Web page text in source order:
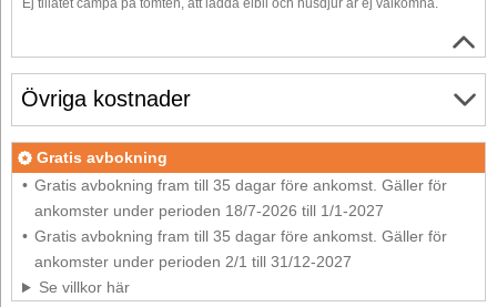
Övriga kostnader
Gratis avbokning
Gratis avbokning fram till 35 dagar före ankomst. Gäller för
ankomster under perioden 18/7-2026 till 1/1-2027
Gratis avbokning fram till 35 dagar före ankomst. Gäller för
ankomster under perioden 2/1 till 31/12-2027
Se villkor här